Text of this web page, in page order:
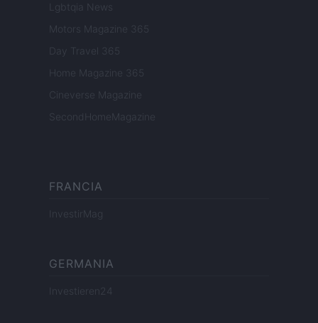
Lgbtqia News
Motors Magazine 365
Day Travel 365
Home Magazine 365
Cineverse Magazine
SecondHomeMagazine
FRANCIA
InvestirMag
GERMANIA
Investieren24